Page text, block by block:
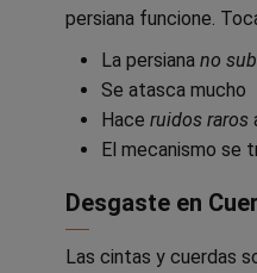
persiana funcione.
La persiana no
Se atasca mucho
Hace ruidos raros
El mecanismo se
Desgaste en
Las cintas y cuerdas